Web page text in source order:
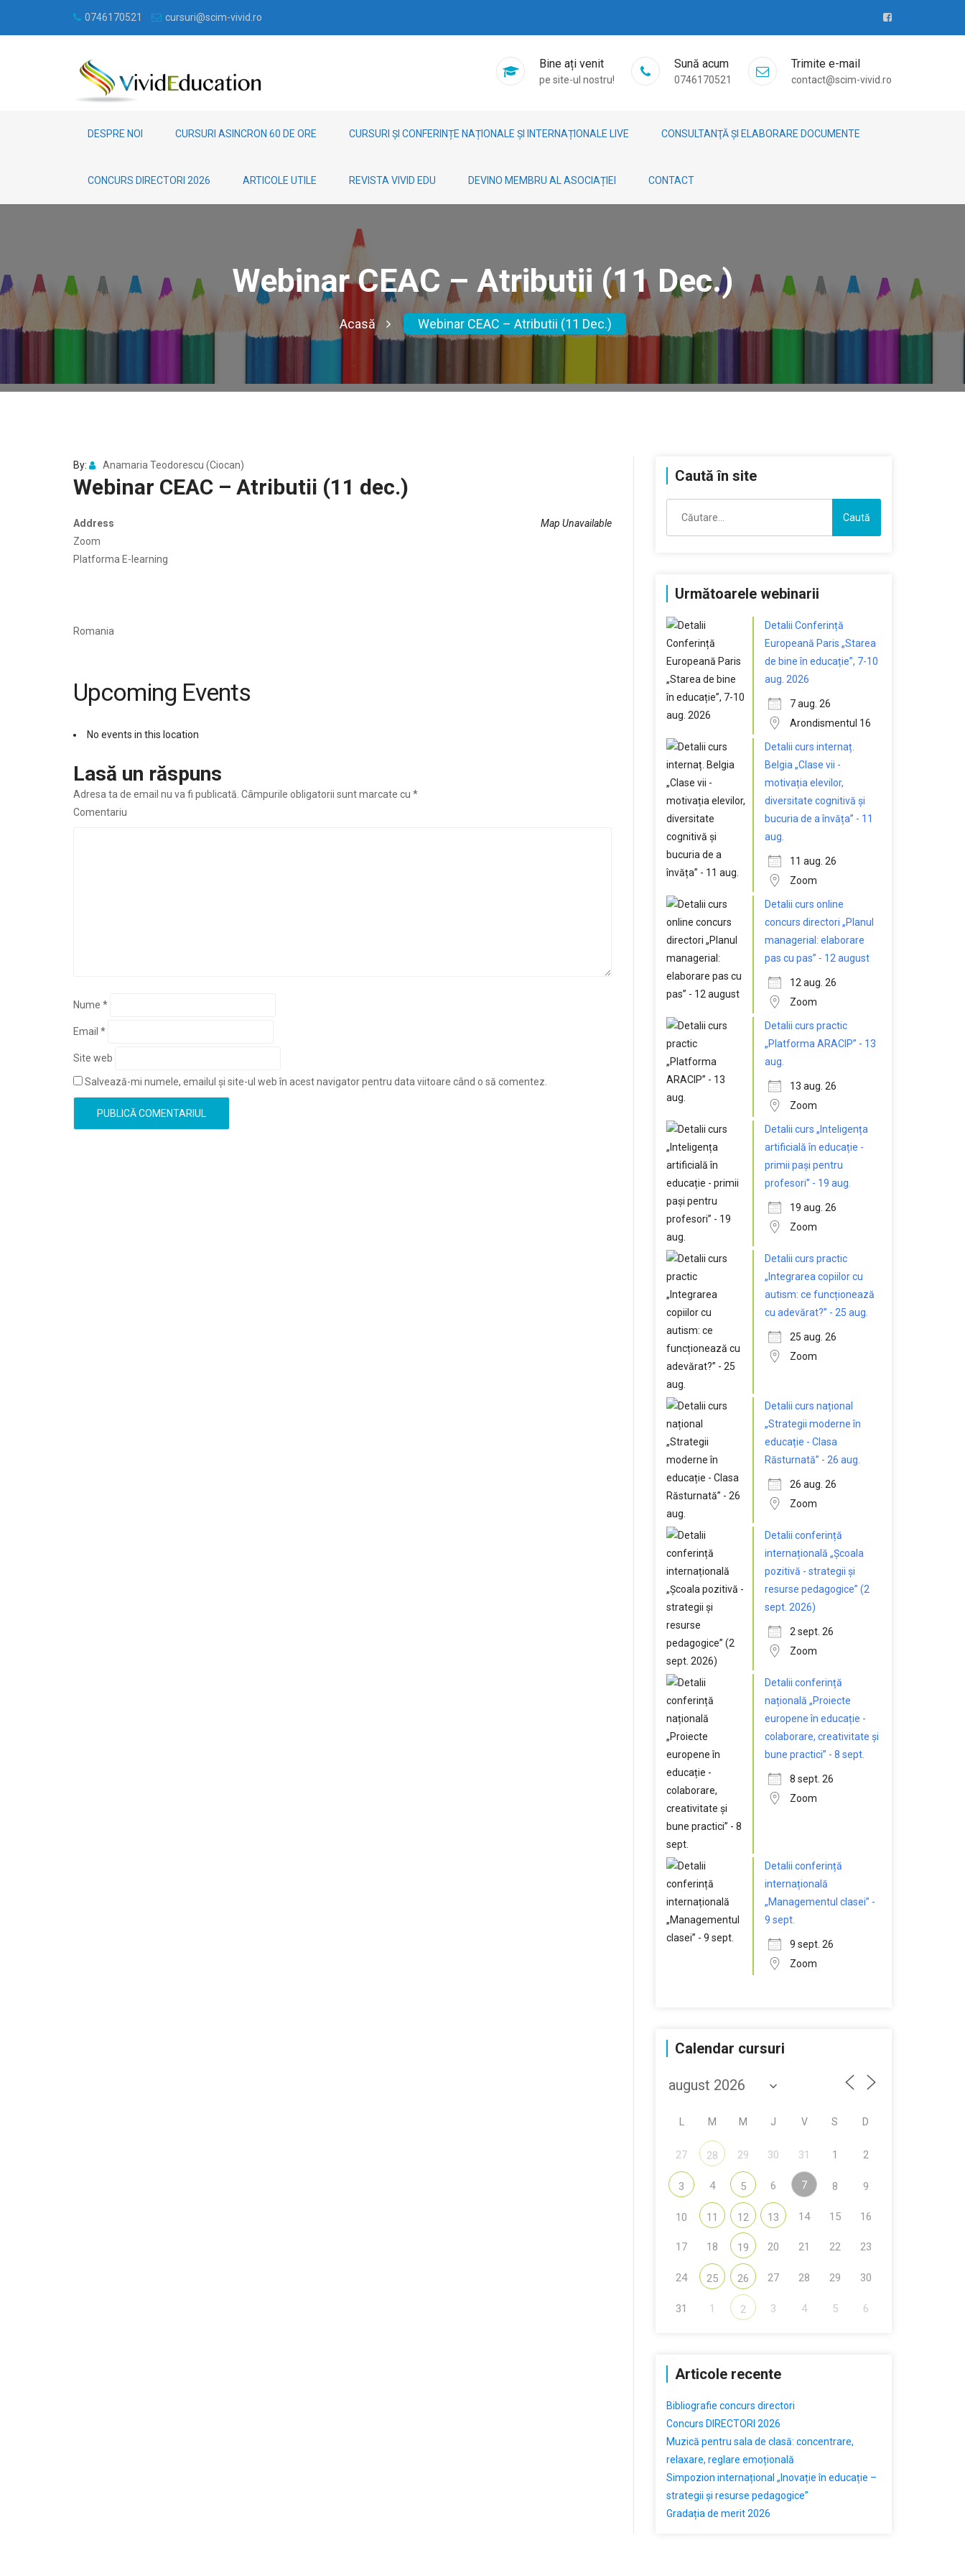
0746170521 cursuri@scim-vivid.ro
Bine ați venit
pe site-ul nostru!
Sună acum
0746170521
Trimite e-mail
contact@scim-vivid.ro
DESPRE NOI CURSURI ASINCRON 60 DE ORE CURSURI ȘI CONFERINȚE NAȚIONALE ȘI INTERNAȚIONALE LIVE CONSULTANŢĂ ȘI ELABORARE DOCUMENTE
CONCURS DIRECTORI 2026 ARTICOLE UTILE REVISTA VIVID EDU DEVINO MEMBRU AL ASOCIAȚIEI CONTACT
Webinar CEAC – Atributii (11 Dec.)
Acasă Webinar CEAC – Atributii (11 Dec.)
By: Anamaria Teodorescu (Ciocan)
Webinar CEAC – Atributii (11 dec.)
Map Unavailable
Address
Zoom
Platforma E-learning
Romania
Upcoming Events
No events in this location
Lasă un răspuns
Adresa ta de email nu va fi publicată. Câmpurile obligatorii sunt marcate cu *
Comentariu
Nume *
Email *
Site web
Salvează-mi numele, emailul și site-ul web în acest navigator pentru data viitoare când o să comentez.
Caută în site
după:
Următoarele webinarii
Detalii Conferință
Europeană Paris „Starea
de bine în educație”, 7-10
aug. 2026
7 aug. 26
Arondismentul 16
Detalii curs internaț.
Belgia „Clase vii -
motivația elevilor,
diversitate cognitivă și
bucuria de a învăța” - 11
aug.
11 aug. 26
Zoom
Detalii curs online
concurs directori „Planul
managerial: elaborare
pas cu pas” - 12 august
12 aug. 26
Zoom
Detalii curs practic
„Platforma ARACIP” - 13
aug.
13 aug. 26
Zoom
Detalii curs „Inteligența
artificială în educație -
primii pași pentru
profesori” - 19 aug.
19 aug. 26
Zoom
Detalii curs practic
„Integrarea copiilor cu
autism: ce funcționează
cu adevărat?” - 25 aug.
25 aug. 26
Zoom
Detalii curs național
„Strategii moderne în
educație - Clasa
Răsturnată” - 26 aug.
26 aug. 26
Zoom
Detalii conferință
internațională „Școala
pozitivă - strategii și
resurse pedagogice” (2
sept. 2026)
2 sept. 26
Zoom
Detalii conferință
națională „Proiecte
europene în educație -
colaborare, creativitate și
bune practici” - 8 sept.
8 sept. 26
Zoom
Detalii conferință
internațională
„Managementul clasei” -
9 sept.
9 sept. 26
Zoom
Calendar cursuri
M M J V S D
27 28 29 30 31 1 2
3 4 5 6 7 8 9
10 11 12 13 14 15 16
17 18 19 20 21 22 23
24 25 26 27 28 29 30
31 1 2 3 4 5 6
Articole recente
Bibliografie concurs directori
Concurs DIRECTORI 2026
Muzică pentru sala de clasă: concentrare,
relaxare, reglare emoțională
Simpozion internațional „Inovație în educație –
strategii și resurse pedagogice”
Gradația de merit 2026